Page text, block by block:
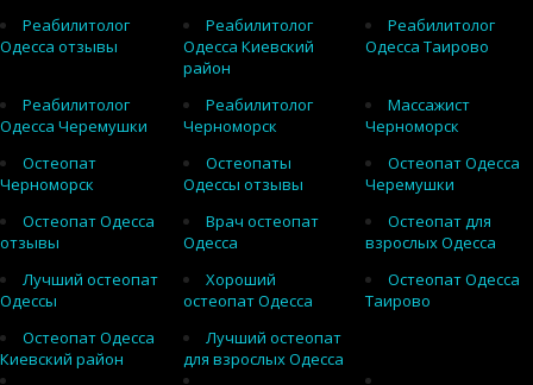
Реабилитолог
Одесса отзывы
Реабилитолог
Одесса Киевский
район
Реабилитолог
Одесса Таирово
Реабилитолог
Одесса Черемушки
Реабилитолог
Черноморск
Массажист
Черноморск
Остеопат
Черноморск
Остеопаты
Одессы отзывы
Остеопат Одесса
Черемушки
Остеопат Одесса
отзывы
Врач остеопат
Одесса
Остеопат для
взрослых Одесса
Лучший остеопат
Одессы
Хороший
остеопат Одесса
Остеопат Одесса
Таирово
Остеопат Одесса
Киевский район
Лучший остеопат
для взрослых Одесса